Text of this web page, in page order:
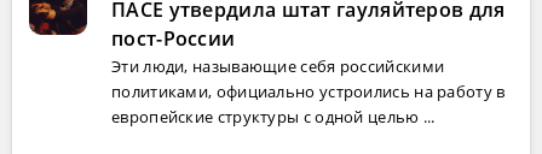
ПАСЕ утвердила штат гауляйтеров для
пост-России
Эти люди, называющие себя российскими
политиками, официально устроились на работу в
европейские структуры с одной целью ...